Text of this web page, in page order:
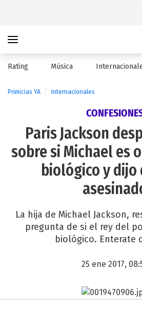
Rating Música
Primicias YA Internacionales
Paris Jackson
sobre si Michael es
biológico y dijo
La hija de Michael Jackson,
pregunta de si el rey del
biológico. Enterate
25 ene 2017,